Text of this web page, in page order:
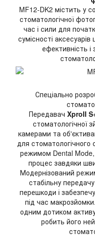
MF12-DK2 містить у
стоматологічної
час і сили для
сумісності
ефективність і
Спеціально
Передавач XproII
стоматологічної
камерами та
для
режимом Dental
процес завдяки
Модернізований
стабільну передачу
перешкоди і
під час
одним дотиком
робить його